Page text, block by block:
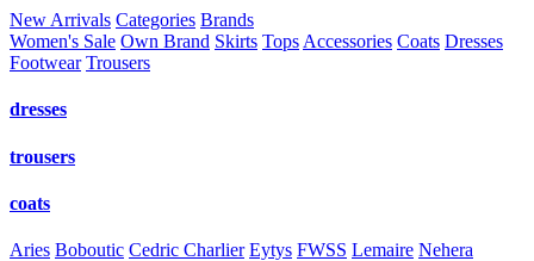
New Arrivals Categories Brands
Women's Sale Own Brand Skirts Tops Accessories Coats Dresses
Footwear Trousers
dresses
trousers
coats
Aries Boboutic Cedric Charlier Eytys FWSS Lemaire Nehera